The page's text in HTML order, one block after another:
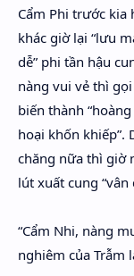
Cẩm Phi trước
khác giờ lại “lưu
dễ” phi tần hậu
nàng vui vẻ thì
biến thành
hoại khốn khiếp”.
chăng nữa thì giờ
lút xuất cung
“Cẩm Nhi, nàng
nghiêm của Trẫm